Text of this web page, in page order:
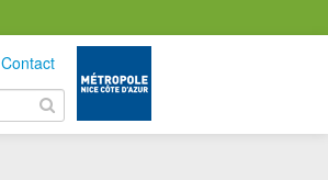
Contact